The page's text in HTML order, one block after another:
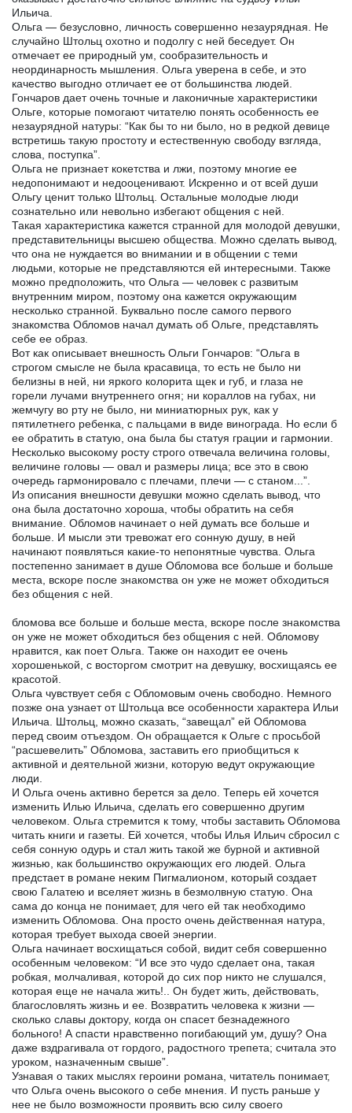
Ильича.
Ольга — безусловно, личность совершенно незаурядная. Не
случайно Штольц охотно и подолгу с ней беседует. Он
отмечает ее природный ум, сообразительность и
неординарность мышления. Ольга уверена в себе, и это
качество выгодно отличает ее от большинства людей.
Гончаров дает очень точные и лаконичные характеристики
Ольге, которые помогают читателю понять особенность ее
незаурядной натуры: “Как бы то ни было, но в редкой девице
встретишь такую простоту и естественную свободу взгляда,
слова, поступка”.
Ольга не признает кокетства и лжи, поэтому многие ее
недопонимают и недооценивают. Искренно и от всей души
Ольгу ценит только Штольц. Остальные молодые люди
сознательно или невольно избегают общения с ней.
Такая характеристика кажется странной для молодой девушки,
представительницы высшею общества. Можно сделать вывод,
что она не нуждается во внимании и в общении с теми
людьми, которые не представляются ей интересными. Также
можно предположить, что Ольга — человек с развитым
внутренним миром, поэтому она кажется окружающим
несколько странной. Буквально после самого первого
знакомства Обломов начал думать об Ольге, представлять
себе ее образ.
Вот как описывает внешность Ольги Гончаров: “Ольга в
строгом смысле не была красавица, то есть не было ни
белизны в ней, ни яркого колорита щек и губ, и глаза не
горели лучами внутреннего огня; ни кораллов на губах, ни
жемчугу во рту не было, ни миниатюрных рук, как у
пятилетнего ребенка, с пальцами в виде винограда. Но если б
ее обратить в статую, она была бы статуя грации и гармонии.
Несколько высокому росту строго отвечала величина головы,
величине головы — овал и размеры лица; все это в свою
очередь гармонировало с плечами, плечи — с станом...”.
Из описания внешности девушки можно сделать вывод, что
она была достаточно хороша, чтобы обратить на себя
внимание. Обломов начинает о ней думать все больше и
больше. И мысли эти тревожат его сонную душу, в ней
начинают появляться какие-то непонятные чувства. Ольга
постепенно занимает в душе Обломова все больше и больше
места, вскоре после знакомства он уже не может обходиться
без общения с ней.
бломова все больше и больше места, вскоре после знакомства
он уже не может обходиться без общения с ней. Обломову
нравится, как поет Ольга. Также он находит ее очень
хорошенькой, с восторгом смотрит на девушку, восхищаясь ее
красотой.
Ольга чувствует себя с Обломовым очень свободно. Немного
позже она узнает от Штольца все особенности характера Ильи
Ильича. Штольц, можно сказать, “завещал” ей Обломова
перед своим отъездом. Он обращается к Ольге с просьбой
“расшевелить” Обломова, заставить его приобщиться к
активной и деятельной жизни, которую ведут окружающие
люди.
И Ольга очень активно берется за дело. Теперь ей хочется
изменить Илью Ильича, сделать его совершенно другим
человеком. Ольга стремится к тому, чтобы заставить Обломова
читать книги и газеты. Ей хочется, чтобы Илья Ильич сбросил с
себя сонную одурь и стал жить такой же бурной и активной
жизнью, как большинство окружающих его людей. Ольга
предстает в романе неким Пигмалионом, который создает
свою Галатею и вселяет жизнь в безмолвную статую. Она
сама до конца не понимает, для чего ей так необходимо
изменить Обломова. Она просто очень действенная натура,
которая требует выхода своей энергии.
Ольга начинает восхищаться собой, видит себя совершенно
особенным человеком: “И все это чудо сделает она, такая
робкая, молчаливая, которой до сих пор никто не слушался,
которая еще не начала жить!.. Он будет жить, действовать,
благословлять жизнь и ее. Возвратить человека к жизни —
сколько славы доктору, когда он спасет безнадежного
больного! А спасти нравственно погибающий ум, душу? Она
даже вздрагивала от гордого, радостного трепета; считала это
уроком, назначенным свыше”.
Узнавая о таких мыслях героини романа, читатель понимает,
что Ольга очень высокого о себе мнения. И пусть раньше у
нее не было возможности проявить всю силу своего